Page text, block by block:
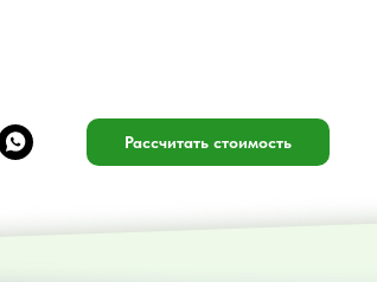
Рассчитать стоимость